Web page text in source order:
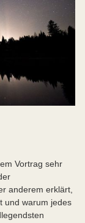
Vortrag sehr
anderem erklärt,
und warum jedes